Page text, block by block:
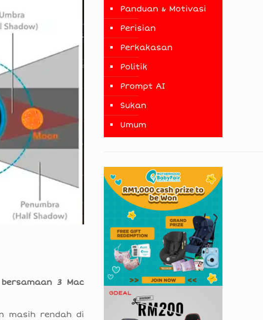
bersamaan 3 Mac
masih rendah di
Panduan & Motivasi
Perisian
Perkakasan
Politik
Prompt AI
Sukan
Umum